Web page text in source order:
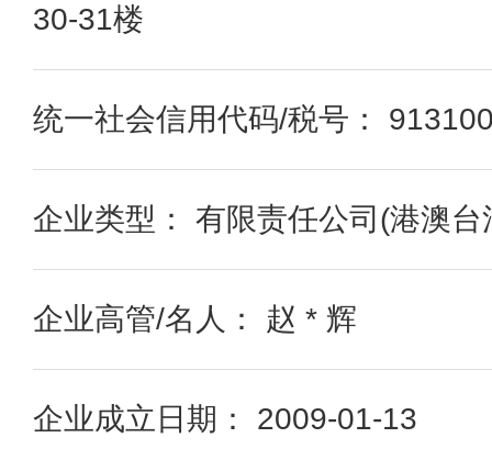
30-31楼
统一社会信用代码/税号：
企业类型： 有限责任公司(港澳台
企业高管/名人： 赵 * 辉
企业成立日期： 2009-01-13